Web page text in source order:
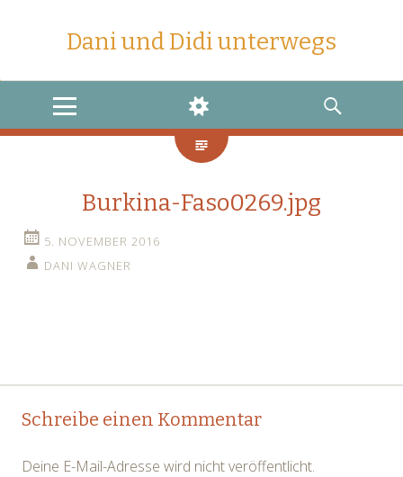
Dani und Didi unterwegs
MENU
WIDGETS
SEARCH
Burkina-Faso0269.jpg
5. NOVEMBER 2016
DANI WAGNER
Post
Schreibe einen Kommentar
Deine E-Mail-Adresse wird nicht veröffentlicht.